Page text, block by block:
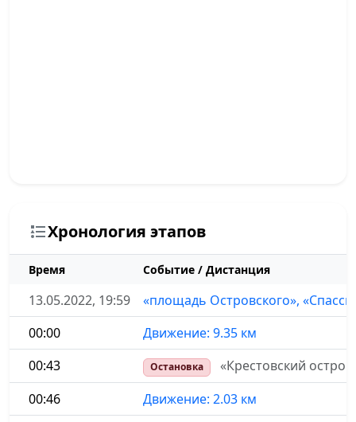
Хронология этапов
Время Событие / Дистанция
13.05.2022, 19:59
«площадь Островского»,
00:00
Движение: 9.35 км
00:43
Остановка
«Крестовский
00:46
Движение: 2.03 км